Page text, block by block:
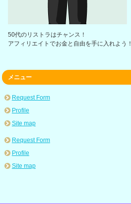
50代のリストラはチャンス！
アフィリエイトでお金と自由を手に入れよう！
メニュー
Request Form
Profile
Site map
Request Form
Profile
Site map